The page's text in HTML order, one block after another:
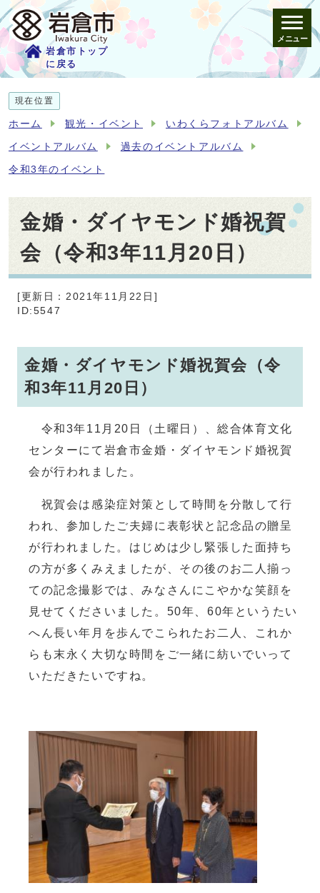
岩倉市トップ
に戻る
メニュー
現在位置
ホーム 観光・イベント いわくらフォトアルバム
イベントアルバム 過去のイベントアルバム
令和3年のイベント
金婚・ダイヤモンド婚祝賀
会（令和3年11月20日）
[更新日：2021年11月22日]
ID:5547
金婚・ダイヤモンド婚祝賀会（令
和3年11月20日）
令和3年11月20日（土曜日）、総合体育文化
センターにて岩倉市金婚・ダイヤモンド婚祝賀
会が行われました。
祝賀会は感染症対策として時間を分散して行
われ、参加したご夫婦に表彰状と記念品の贈呈
が行われました。はじめは少し緊張した面持ち
の方が多くみえましたが、その後のお二人揃っ
ての記念撮影では、みなさんにこやかな笑顔を
見せてくださいました。50年、60年というたい
へん長い年月を歩んでこられたお二人、これか
らも末永く大切な時間をご一緒に紡いでいって
いただきたいですね。